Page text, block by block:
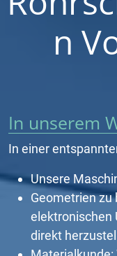
n
In unserem
In einer
Unsere
Geometrien zu
elektronischen
direkt